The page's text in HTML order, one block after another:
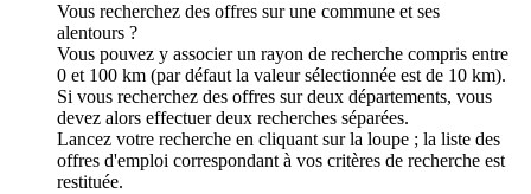
Vous recherchez des offres sur une commune et ses
alentours ?
Vous pouvez y associer un rayon de recherche compris entre
0 et 100 km (par défaut la valeur sélectionnée est de 10 km).
Si vous recherchez des offres sur deux départements, vous
devez alors effectuer deux recherches séparées.
Lancez votre recherche en cliquant sur la loupe ; la liste des
offres d'emploi correspondant à vos critères de recherche est
restituée.